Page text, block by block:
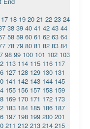
17 18 19 20 21 22 23 24
38 39 40 41 42 43 44
58 59 60 61 62 63 64
78 79 80 81 82 83 84
98 99 100 101 102 103
113 114 115 116 117
127 128 129 130 131
141 142 143 144 145
155 156 157 158 159
169 170 171 172 173
183 184 185 186 187
197 198 199 200 201
211 212 213 214 215